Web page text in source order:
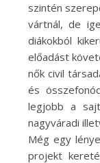
szintén
vártnál, de
diákokból
előadást
nők civil
és
legjobb a
nagyváradi
Még egy
projekt